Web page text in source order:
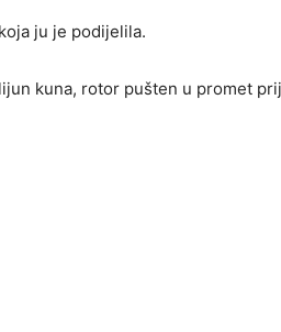
ju je podijelila.
kuna, rotor pušten u promet